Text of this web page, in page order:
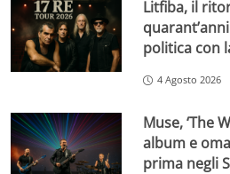
Litfiba, il
politica con
4 Agosto 2026
Muse, ‘The
album e
prima negli